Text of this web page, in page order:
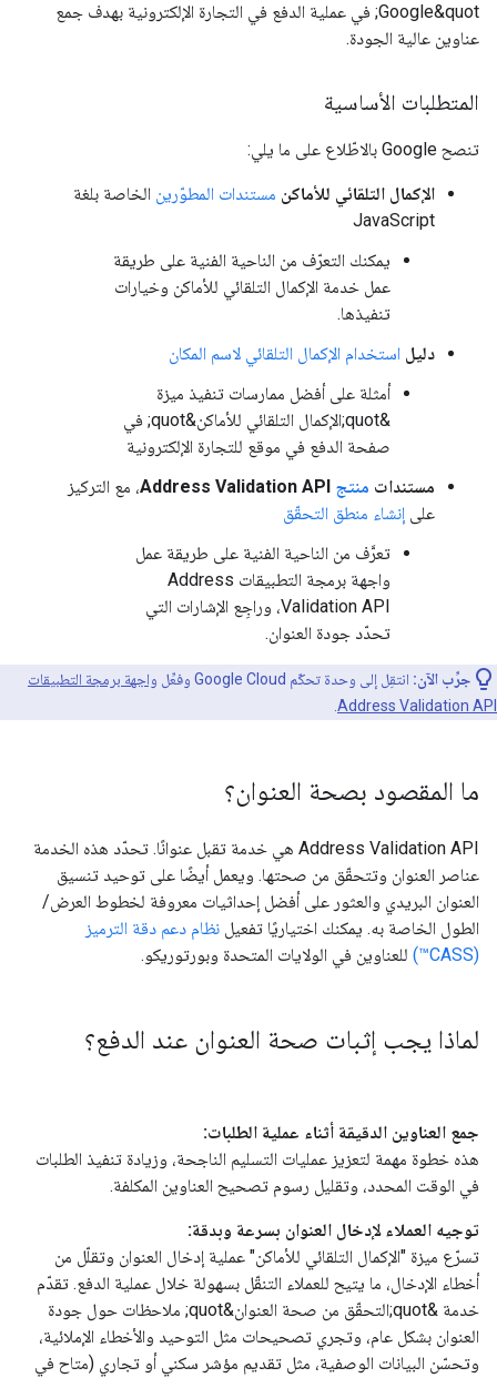
Google&quot; في عملية الدفع في التجارة الإلكترونية بهدف جمع
عناوين عالية الجودة.
المتطلبات الأساسية
تنصح Google بالاطّلاع على ما يلي:
الإكمال التلقائي للأماكن مستندات المطوّرين الخاصة بلغة
JavaScript
يمكنك التعرّف من الناحية الفنية على طريقة
عمل خدمة الإكمال التلقائي للأماكن وخيارات
تنفيذها.
دليل استخدام الإكمال التلقائي لاسم المكان
أمثلة على أفضل ممارسات تنفيذ ميزة
&quot;الإكمال التلقائي للأماكن&quot; في
صفحة الدفع في موقع للتجارة الإلكترونية
مستندات منتج
، مع التركيز
على إنشاء منطق التحقّق
تعرَّف من الناحية الفنية على طريقة عمل
واجهة برمجة التطبيقات Address
Validation API، وراجِع الإشارات التي
تحدّد جودة العنوان.
جرِّب الآن: انتقِل إلى وحدة تحكّم Google Cloud وفعِّل
واجهة برمجة التطبيقات
Address Validation API
.
ما المقصود بصحة العنوان؟
‫Address Validation API هي خدمة تقبل عنوانًا. تحدّد هذه الخدمة
عناصر العنوان وتتحقّق من صحتها. ويعمل أيضًا على توحيد تنسيق
العنوان البريدي والعثور على أفضل إحداثيات معروفة لخطوط العرض/
الطول الخاصة به. يمكنك اختياريًا تفعيل نظام دعم دقة الترميز
(CASS™)
للعناوين في الولايات المتحدة وبورتوريكو.
لماذا يجب إثبات صحة العنوان عند الدفع؟
جمع العناوين الدقيقة أثناء عملية الطلبات:
هذه خطوة مهمة لتعزيز عمليات التسليم الناجحة، وزيادة تنفيذ الطلبات
في الوقت المحدد، وتقليل رسوم تصحيح العناوين المكلفة.
توجيه العملاء لإدخال العنوان بسرعة وبدقة:
تسرّع ميزة "الإكمال التلقائي للأماكن" عملية إدخال العنوان وتقلّل من
أخطاء الإدخال، ما يتيح للعملاء التنقّل بسهولة خلال عملية الدفع. تقدّم
خدمة &quot;التحقّق من صحة العنوان&quot; ملاحظات حول جودة
العنوان بشكل عام، وتجري تصحيحات مثل التوحيد والأخطاء الإملائية،
وتحسّن البيانات الوصفية، مثل تقديم مؤشر سكني أو تجاري (متاح في